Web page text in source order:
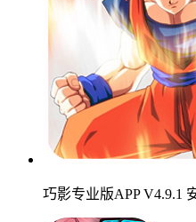
巧影专业版APP V4.9.1